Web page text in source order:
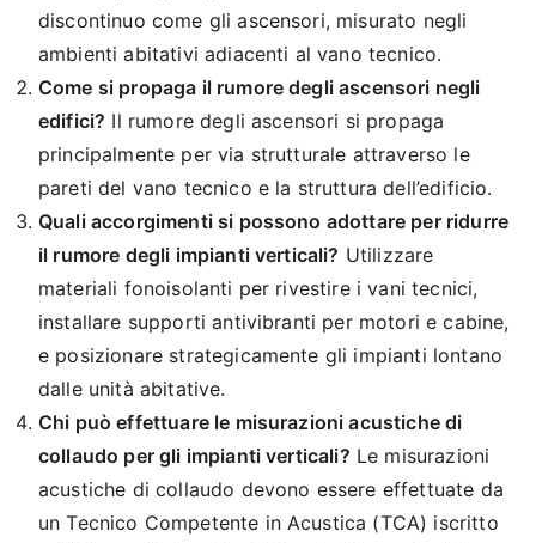
discontinuo come gli ascensori, misurato negli
ambienti abitativi adiacenti al vano tecnico.
Come si propaga il rumore degli ascensori negli
edifici? Il rumore degli ascensori si propaga
principalmente per via strutturale attraverso le
pareti del vano tecnico e la struttura dell’edificio.
Quali accorgimenti si possono adottare per ridurre
il rumore degli impianti verticali? Utilizzare
materiali fonoisolanti per rivestire i vani tecnici,
installare supporti antivibranti per motori e cabine,
e posizionare strategicamente gli impianti lontano
dalle unità abitative.
Chi può effettuare le misurazioni acustiche di
collaudo per gli impianti verticali? Le misurazioni
acustiche di collaudo devono essere effettuate da
un Tecnico Competente in Acustica (TCA) iscritto